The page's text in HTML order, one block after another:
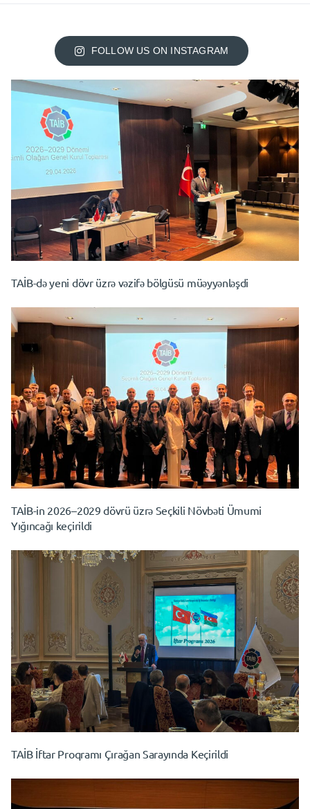
FOLLOW US ON INSTAGRAM
TAİB-də yeni dövr üzrə vəzifə bölgüsü müəyyənləşdi
TAİB-in 2026–2029 dövrü üzrə Seçkili Növbəti Ümumi
Yığıncağı keçirildi
TAİB İftar Proqramı Çırağan Sarayında Keçirildi